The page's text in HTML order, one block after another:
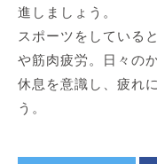
進しましょう。
スポーツをしている
や筋肉疲労。日々の
休息を意識し、疲れ
う。